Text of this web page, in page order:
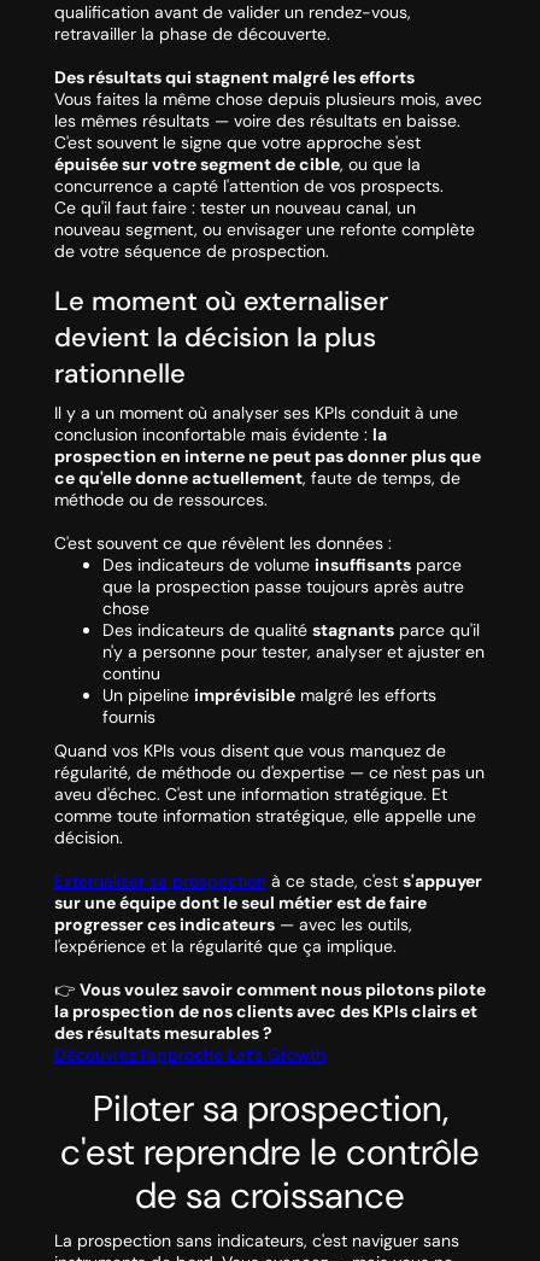
qualification avant de valider un rendez-vous,
retravailler la phase de découverte.
Des résultats qui stagnent malgré les efforts
Vous faites la même chose depuis plusieurs mois, avec
les mêmes résultats — voire des résultats en baisse.
C'est souvent le signe que votre approche s'est
épuisée sur votre segment de cible, ou que la
concurrence a capté l'attention de vos prospects.
Ce qu'il faut faire : tester un nouveau canal, un
nouveau segment, ou envisager une refonte complète
de votre séquence de prospection.
Le moment où externaliser
devient la décision la plus
rationnelle
Il y a un moment où analyser ses KPIs conduit à une
conclusion inconfortable mais évidente : la
prospection en interne ne peut pas donner plus que
ce qu'elle donne actuellement, faute de temps, de
méthode ou de ressources.
C'est souvent ce que révèlent les données :
Des indicateurs de volume insuffisantsparce
que la prospection passe toujours après autre
chose
Des indicateurs de qualité stagnantsparce qu'il
n'y a personne pour tester, analyser et ajuster en
continu
Un pipeline imprévisiblemalgré les efforts
fournis
Quand vos KPIs vous disent que vous manquez de
régularité, de méthode ou d'expertise — ce n'est pas un
aveu d'échec. C'est une information stratégique. Et
comme toute information stratégique, elle appelle une
décision.
Externaliser sa prospectionà ce stade, c'est s'appuyer
sur une équipe dont le seul métier est de faire
progresser ces indicateurs— avec les outils,
l'expérience et la régularité que ça implique.
👉 Vous voulez savoir comment nous pilotons pilote
la prospection de nos clients avec des KPIs clairs et
des résultats mesurables ?
Découvrez l'approche Let's Growth
Piloter sa prospection,
c'est reprendre le contrôle
de sa croissance
La prospection sans indicateurs, c'est naviguer sans